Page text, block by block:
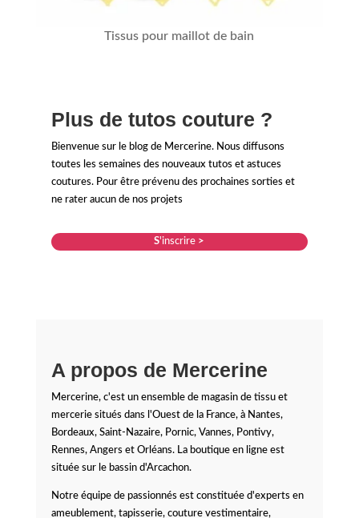
Tissus pour maillot de bain
Plus de tutos couture ?
Bienvenue sur le blog de Mercerine. Nous diffusons
toutes les semaines des nouveaux tutos et astuces
coutures. Pour être prévenu des prochaines sorties et
ne rater aucun de nos projets
S'inscrire >
A propos de Mercerine
Mercerine, c'est un ensemble de magasin de tissu et
mercerie situés dans l'Ouest de la France, à Nantes,
Bordeaux, Saint-Nazaire, Pornic, Vannes, Pontivy,
Rennes, Angers et Orléans. La boutique en ligne est
située sur le bassin d'Arcachon.
Notre équipe de passionnés est constituée d'experts en
ameublement, tapisserie, couture vestimentaire,